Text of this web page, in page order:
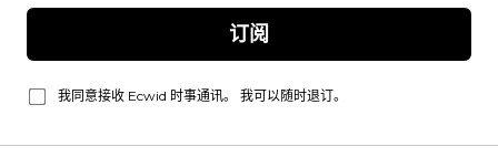
订阅
我同意接收 Ecwid 时事通讯。 我可以随时退订。